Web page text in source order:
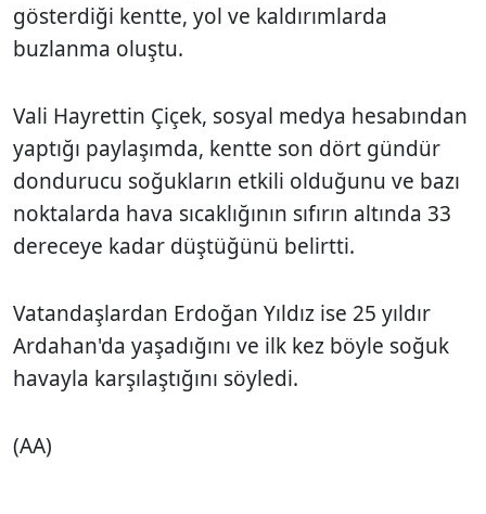
gösterdiği kentte, yol ve kaldırımlarda
buzlanma oluştu.
Vali Hayrettin Çiçek, sosyal medya hesabından
yaptığı paylaşımda, kentte son dört gündür
dondurucu soğukların etkili olduğunu ve bazı
noktalarda hava sıcaklığının sıfırın altında 33
dereceye kadar düştüğünü belirtti.
Vatandaşlardan Erdoğan Yıldız ise 25 yıldır
Ardahan'da yaşadığını ve ilk kez böyle soğuk
havayla karşılaştığını söyledi.
(AA)